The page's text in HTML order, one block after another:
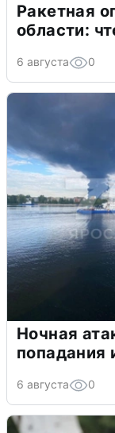
Ракетная
области:
6 августа 0
Ночная
попадания
6 августа 0